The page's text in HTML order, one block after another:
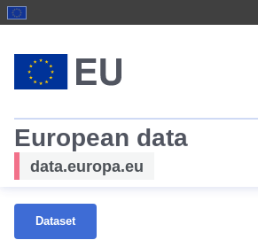
European data
data.europa.eu
Dataset